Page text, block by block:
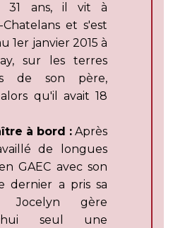
31 ans, il vit à
Chatelans et s'est
1er janvier 2015 à
sur les terres
de son père,
qu'il avait 18
à bord : Après
de longues
GAEC avec son
dernier a pris sa
Jocelyn gère
seul une